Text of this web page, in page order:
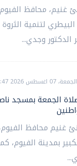
غنيم، محافظ
لتنمية الثروة
الدكتور وجدي...
الجمعة، 07 اغسطس 2026 08:47 م
الجمعة بمسجد
غنيم محافظ
بمدينة الفيوم،